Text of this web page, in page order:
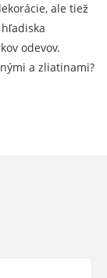
ale tiež
odevov.
a zliatinami?